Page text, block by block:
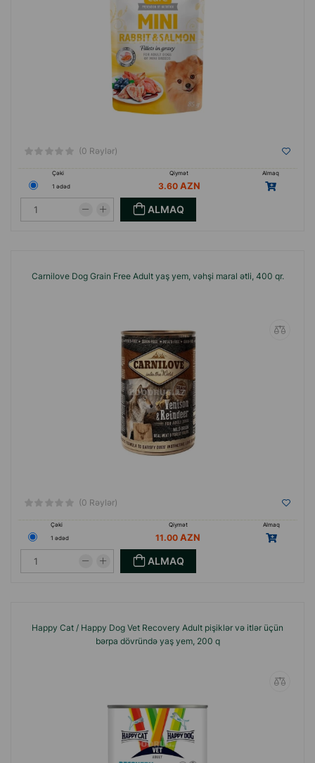
(0 Rəylər)
Çəki Qiymət
Almaq
1 ədəd
3.60
ALMAQ
Carnilove Dog Grain Free Adult yaş yem, vəhşi maral ətli, 400 qr.
(0 Rəylər)
Çəki Qiymət
Almaq
1 ədəd
11.00
ALMAQ
Happy Cat / Happy Dog Vet Recovery Adult pişiklər və itlər üçün
bərpa dövründə yaş yem, 200 q